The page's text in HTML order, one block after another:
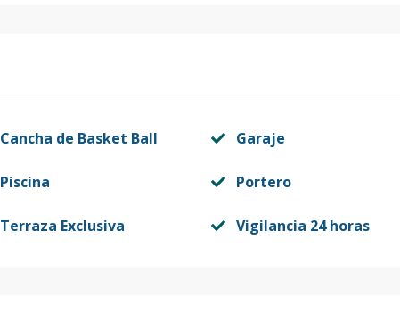
Cancha de Basket Ball Garaje
Piscina Portero
Terraza Exclusiva Vigilancia 24 horas